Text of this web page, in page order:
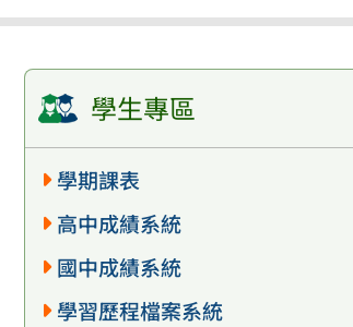
學生專區
學期課表
高中成績系統
國中成績系統
學習歷程檔案系統